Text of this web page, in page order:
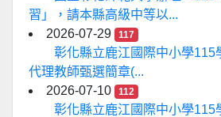
習」，請本縣高級中等以...
2026-07-29
117
彰化縣立鹿江國際中小學115
代理教師甄選簡章(...
2026-07-10
112
彰化縣立鹿江國際中小學115